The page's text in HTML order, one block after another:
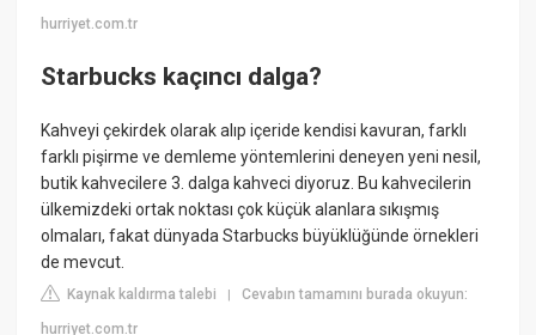
hurriyet.com.tr
Starbucks kaçıncı dalga?
Kahveyi çekirdek olarak alıp içeride kendisi kavuran, farklı
farklı pişirme ve demleme yöntemlerini deneyen yeni nesil,
butik kahvecilere 3. dalga kahveci diyoruz. Bu kahvecilerin
ülkemizdeki ortak noktası çok küçük alanlara sıkışmış
olmaları, fakat dünyada Starbucks büyüklüğünde örnekleri
de mevcut.
Kaynak kaldırma talebi |Cevabın tamamını burada okuyun:
hurriyet.com.tr